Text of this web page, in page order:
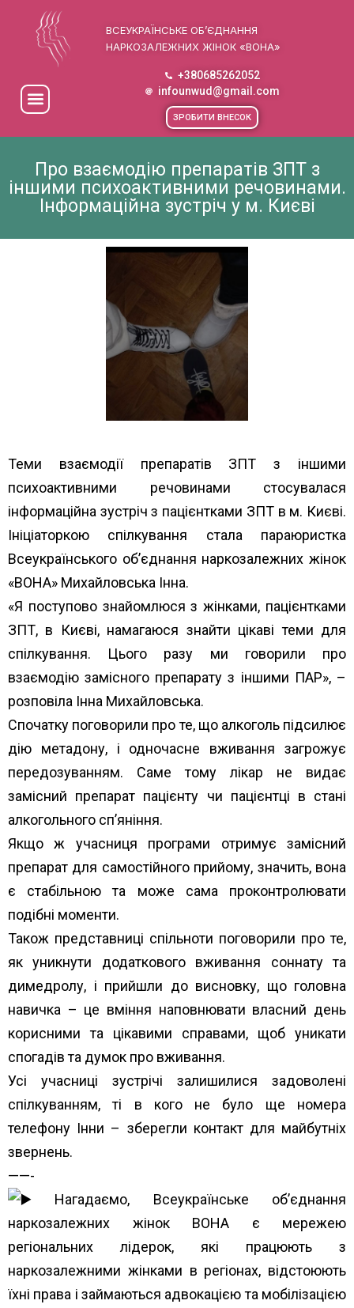
ВСЕУКРАЇНСЬКЕ ОБ’ЄДНАННЯ
НАРКОЗАЛЕЖНИХ ЖІНОК «ВОНА»
+380685262052
infounwud@gmail.com
ЗРОБИТИ ВНЕСОК
Про взаємодію препаратів ЗПТ з
іншими психоактивними речовинами.
Інформаційна зустріч у м. Києві
Теми взаємодії препаратів ЗПТ з іншими
психоактивними речовинами стосувалася
інформаційна зустріч з пацієнтками ЗПТ в м. Києві.
Ініціаторкою спілкування стала параюристка
Всеукраїнського об’єднання наркозалежних жінок
«ВОНА» Михайловська Інна.
«Я поступово знайомлюся з жінками, пацієнтками
ЗПТ, в Києві, намагаюся знайти цікаві теми для
спілкування. Цього разу ми говорили про
взаємодію замісного препарату з іншими ПАР», –
розповіла Інна Михайловська.
Спочатку поговорили про те, що алкоголь підсилює
дію метадону, і одночасне вживання загрожує
передозуванням. Саме тому лікар не видає
замісний препарат пацієнту чи пацієнтці в стані
алкогольного сп’яніння.
Якщо ж учасниця програми отримує замісний
препарат для самостійного прийому, значить, вона
є стабільною та може сама проконтролювати
подібні моменти.
Також представниці спільноти поговорили про те,
як уникнути додаткового вживання соннату та
димедролу, і прийшли до висновку, що головна
навичка – це вміння наповнювати власний день
корисними та цікавими справами, щоб уникати
спогадів та думок про вживання.
Усі учасниці зустрічі залишилися задоволені
спілкуванням, ті в кого не було ще номера
телефону Інни – зберегли контакт для майбутніх
звернень.
——-
Нагадаємо, Всеукраїнське об’єднання
наркозалежних жінок ВОНА є мережею
регіональних лідерок, які працюють з
наркозалежними жінками в регіонах, відстоюють
їхні права і займаються адвокацією та мобілізацією